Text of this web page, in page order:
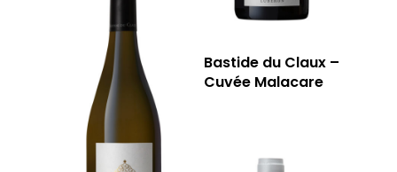
Bastide du Claux –
Cuvée Malacare